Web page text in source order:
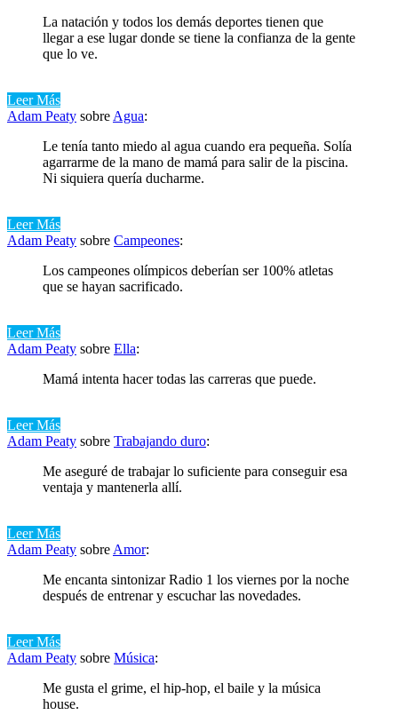
La natación y todos los demás deportes tienen que
llegar a ese lugar donde se tiene la confianza de la gente
que lo ve.
Leer Más
Adam Peaty sobre Agua:
Le tenía tanto miedo al agua cuando era pequeña. Solía ​​
agarrarme de la mano de mamá para salir de la piscina.
Ni siquiera quería ducharme.
Leer Más
Adam Peaty sobre Campeones:
Los campeones olímpicos deberían ser 100% atletas
que se hayan sacrificado.
Leer Más
Adam Peaty sobre Ella:
Mamá intenta hacer todas las carreras que puede.
Leer Más
Adam Peaty sobre Trabajando duro:
Me aseguré de trabajar lo suficiente para conseguir esa
ventaja y mantenerla allí.
Leer Más
Adam Peaty sobre Amor:
Me encanta sintonizar Radio 1 los viernes por la noche
después de entrenar y escuchar las novedades.
Leer Más
Adam Peaty sobre Música:
Me gusta el grime, el hip-hop, el baile y la música
house.